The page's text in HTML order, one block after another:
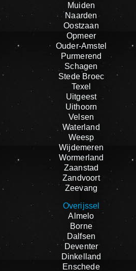
Muiden
Naarden
Oostzaan
Opmeer
Ouder-Amstel
Purmerend
Schagen
Stede Broec
Texel
Uitgeest
Uithoorn
Velsen
Waterland
Weesp
Wijdemeren
Wormerland
Zaanstad
Zandvoort
Zeevang
Overijssel
Almelo
Borne
Dalfsen
Deventer
Dinkelland
Enschede